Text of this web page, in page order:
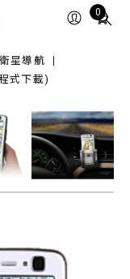
0
Total
星導航
式下載)